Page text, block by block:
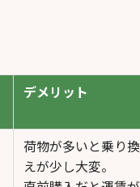
デメリット
荷物が多いと乗り換
えが少し大変。